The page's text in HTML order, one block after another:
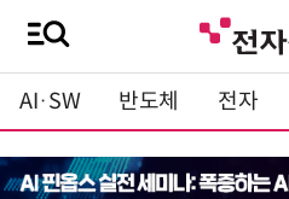
AI·SW 반도체 전자